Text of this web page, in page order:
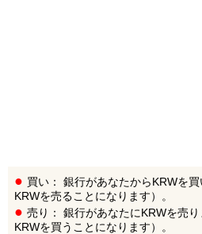
買い： 銀行があなたからKRWを
KRWを売ることになります）。
売り： 銀行があなたにKRWを売
KRWを買うことになります）。